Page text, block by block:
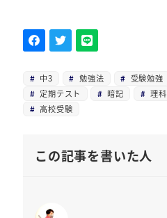
中3 勉強法 受験勉強
定期テスト
暗記 理科
高校受験
この記事を書いた人